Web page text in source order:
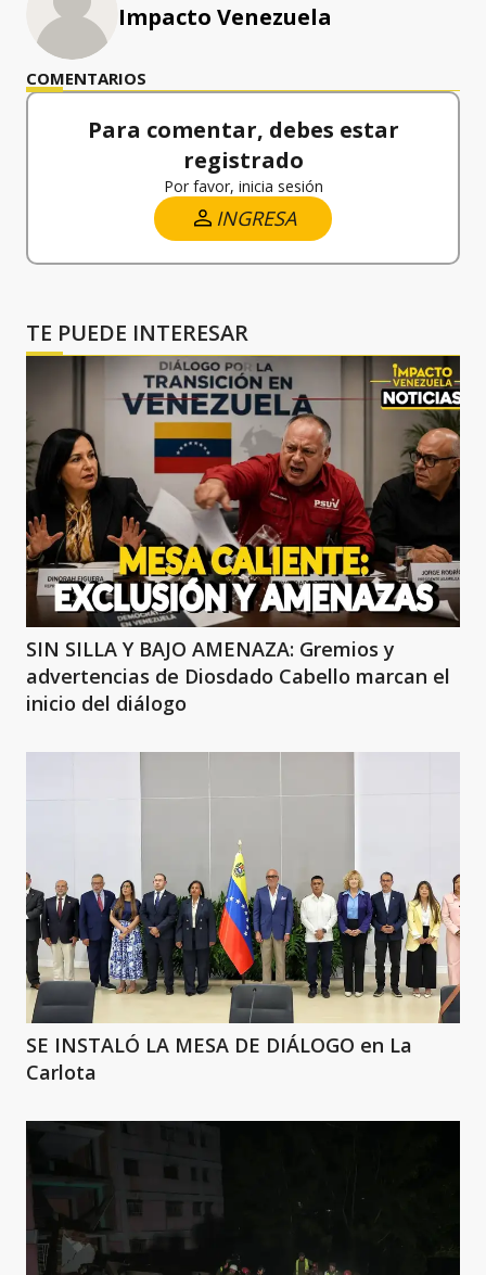
Impacto Venezuela
COMENTARIOS
Para comentar, debes estar
registrado
Por favor, inicia sesión
INGRESA
TE PUEDE INTERESAR
SIN SILLA Y BAJO AMENAZA: Gremios y
advertencias de Diosdado Cabello marcan el
inicio del diálogo
SE INSTALÓ LA MESA DE DIÁLOGO en La
Carlota